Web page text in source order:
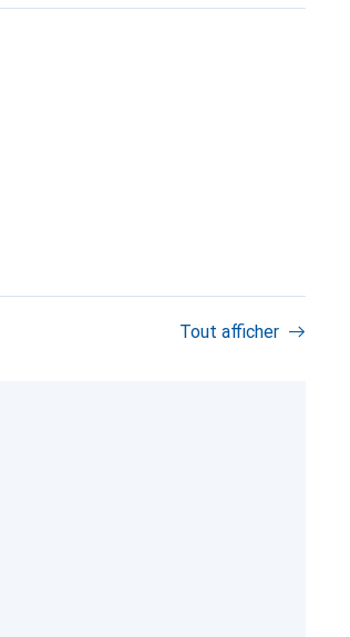
Tout afficher